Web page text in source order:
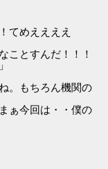
てめええええ
ことすんだ！！！
。もちろん機関の
ぁ今回は・・僕の